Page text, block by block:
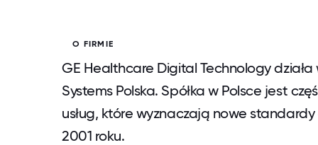
O FIRMIE
GE Healthcare Digital Technology
Systems Polska. Spółka w Polsce jest
usług, które wyznaczają nowe
2001 roku.